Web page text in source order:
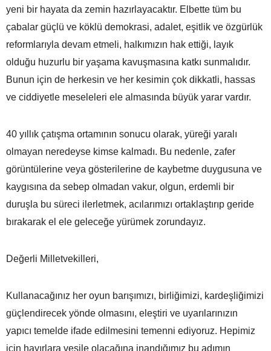
yeni bir hayata da zemin hazırlayacaktır. Elbette tüm bu
çabalar güçlü ve köklü demokrasi, adalet, eşitlik ve özgürlük
reformlarıyla devam etmeli, halkımızın hak ettiği, layık
olduğu huzurlu bir yaşama kavuşmasına katkı sunmalıdır.
Bunun için de herkesin ve her kesimin çok dikkatli, hassas
ve ciddiyetle meseleleri ele almasında büyük yarar vardır.
40 yıllık çatışma ortamının sonucu olarak, yüreği yaralı
olmayan neredeyse kimse kalmadı. Bu nedenle, zafer
görüntülerine veya gösterilerine de kaybetme duygusuna ve
kaygısına da sebep olmadan vakur, olgun, erdemli bir
duruşla bu süreci ilerletmek, acılarımızı ortaklaştırıp geride
bırakarak el ele geleceğe yürümek zorundayız.
Değerli Milletvekilleri,
Kullanacağınız her oyun barışımızı, birliğimizi, kardeşliğimizi
güçlendirecek yönde olmasını, eleştiri ve uyarılarınızın
yapıcı temelde ifade edilmesini temenni ediyoruz. Hepimiz
için hayırlara vesile olacağına inandığımız bu adımın